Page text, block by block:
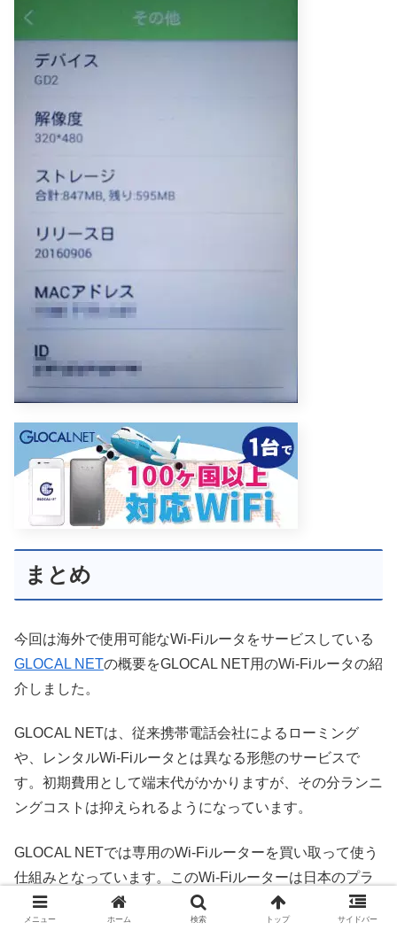
まとめ
今回は海外で使用可能なWi-Fiルータをサービスしている
GLOCAL NETの概要をGLOCAL NET用のWi-Fiルータの紹
介しました。
GLOCAL NETは、従来携帯電話会社によるローミング
や、レンタルWi-Fiルータとは異なる形態のサービスで
す。初期費用として端末代がかかりますが、その分ランニ
ングコストは抑えられるようになっています。
GLOCAL NETでは専用のWi-Fiルーターを買い取って使う
仕組みとなっています。このWi-Fiルーターは日本のプラ
チナバンドLTEを含む各種周波数に対応していたり、マイ
クロSIMを2枚させるようになっていたりなど、様々な使
メニュー ホーム 検索 トップ サイドバー